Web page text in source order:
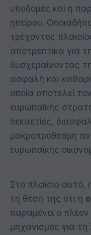
υποδομές και η
ηπείρου.
τρέχοντος
αποτρεπτικά για
δυσχεραίνοντας
ασφαλή και
οποία αποτελεί
ευρωπαϊκής
δεκαετίες,
μακροπρόθεσμη
ευρωπαϊκής
Στο πλαίσιο
τη θέση της ότι η
παραμένει ο πλέον
μηχανισμός για τη